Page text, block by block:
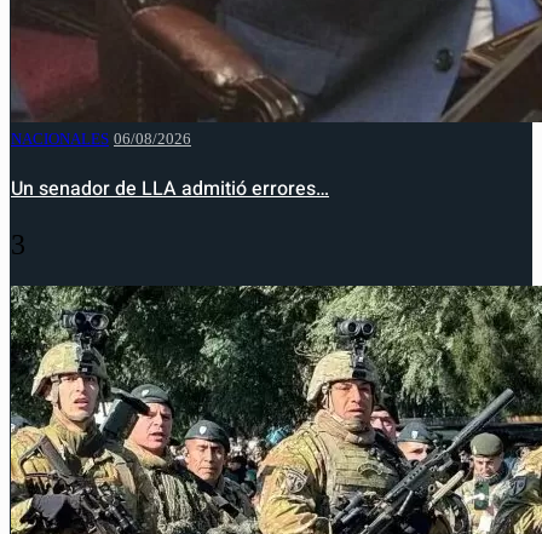
NACIONALES 06/08/2026
Un senador de LLA admitió errores…
3